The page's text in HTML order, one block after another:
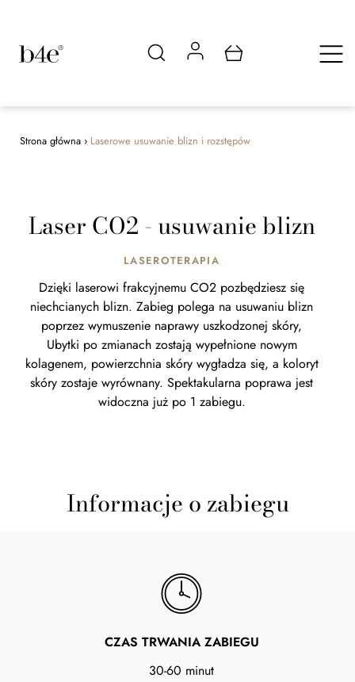
Strona główna › Laserowe usuwanie blizn i rozstępów
Laser CO2 - usuwanie blizn
LASEROTERAPIA
Dzięki laserowi frakcyjnemu CO2 pozbędziesz się
niechcianych blizn. Zabieg polega na usuwaniu blizn
poprzez wymuszenie naprawy uszkodzonej skóry,
Ubytki po zmianach zostają wypełnione nowym
kolagenem, powierzchnia skóry wygładza się, a koloryt
skóry zostaje wyrównany. Spektakularna poprawa jest
widoczna już po 1 zabiegu.
Informacje o zabiegu
CZAS TRWANIA ZABIEGU
30-60 minut